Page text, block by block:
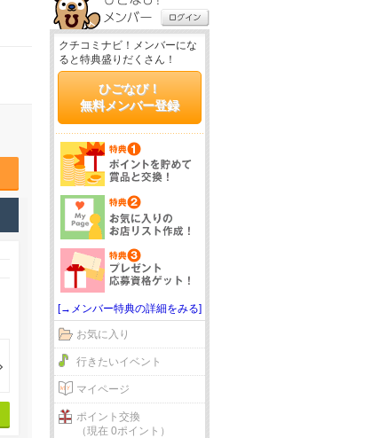
クチコミナビ！メンバーにな
ると特典盛りだくさん！
ひごなび！
無料メンバー登録
[→メンバー特典の詳細をみる]
お気に入り
行きたいイベント
マイページ
ポイント交換
（現在 0ポイント）